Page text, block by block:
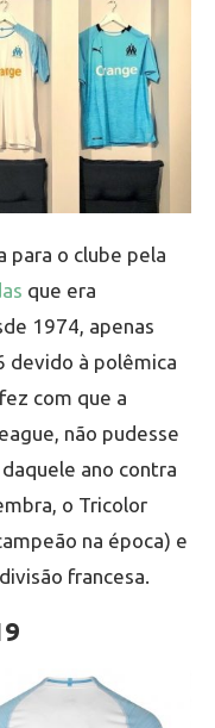
para o clube pela
que era
1974, apenas
devido à polêmica
com que a
não pudesse
ano contra
o Tricolor
na época) e
francesa.